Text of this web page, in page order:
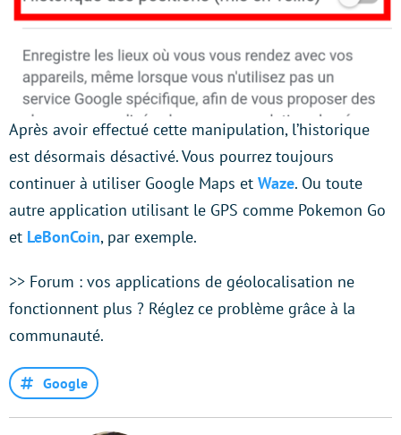
Après avoir effectué cette manipulation, l’historique
est désormais désactivé. Vous pourrez toujours
continuer à utiliser Google Maps et Waze. Ou toute
autre application utilisant le GPS comme Pokemon Go
et LeBonCoin, par exemple.
>> Forum : vos applications de géolocalisation ne
fonctionnent plus ? Réglez ce problème grâce à la
communauté.
Google